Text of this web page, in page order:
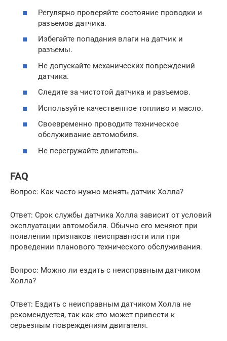
Регулярно проверяйте состояние проводки и
разъемов датчика.
Избегайте попадания влаги на датчик и
разъемы.
Не допускайте механических повреждений
датчика.
Следите за чистотой датчика и разъемов.
Используйте качественное топливо и масло.
Своевременно проводите техническое
обслуживание автомобиля.
Не перегружайте двигатель.
FAQ
Вопрос: Как часто нужно менять датчик Холла?
Ответ: Срок службы датчика Холла зависит от условий
эксплуатации автомобиля. Обычно его меняют при
появлении признаков неисправности или при
проведении планового технического обслуживания.
Вопрос: Можно ли ездить с неисправным датчиком
Холла?
Ответ: Ездить с неисправным датчиком Холла не
рекомендуется, так как это может привести к
серьезным повреждениям двигателя.